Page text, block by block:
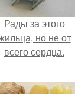
Рады за этого
но не от
всего сердца.